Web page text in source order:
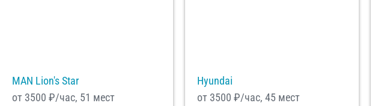
MAN Lion's Star
от 3500 ₽/час, 51 мест
Hyundai
от 3500 ₽/час, 45 мест